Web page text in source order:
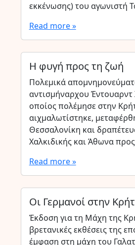
εκκένωσης) του αγωνιστή
Read more »
Η φυγή προς τη ζωή
Πολεμικά
αντισμήναρχου Έντουαρντ
οποίος πολέμησε στην
αιχμαλωτίστηκε,
Θεσσαλονίκη και
Χαλκιδικής και Άθωνα
Read more »
Οι Γερμανοί στην
Έκδοση για τη Μάχη της
βρετανικές εκθέσεις της
έμφαση στη μάχη του